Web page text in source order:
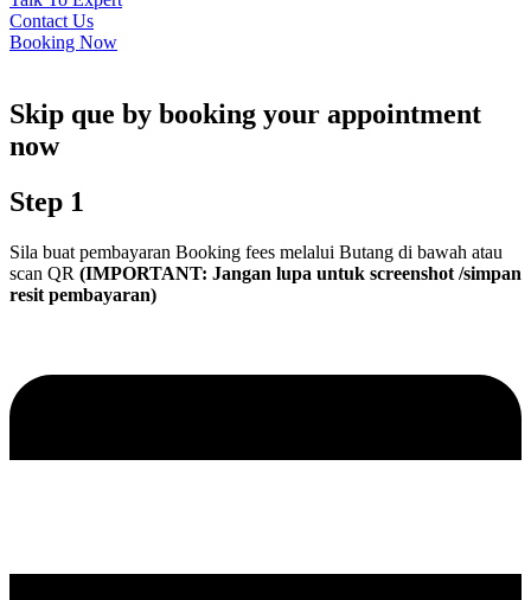
Contact Us
Booking Now
Skip que by booking your appointment
now
Step 1
Sila buat pembayaran Booking fees melalui Butang di bawah atau
scan QR (IMPORTANT: Jangan lupa untuk screenshot /simpan
resit pembayaran)